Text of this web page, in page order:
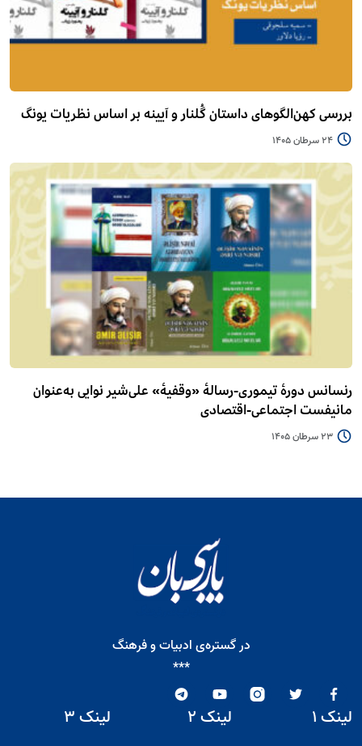
بررسی کهن‌الگوهای داستان گُلنار و آیینه بر اساس نظریات یونگ
24 سرطان 1405
رنسانس دورۀ تیموری-رسالۀ «وقفیۀ» علی‌شیر نوایی به‌عنوان
مانیفست اجتماعی-اقتصادی
23 سرطان 1405
در گستره‌ی ادبیات و فرهنگ
***
لینک ۱ لینک ۲ لینک ۳